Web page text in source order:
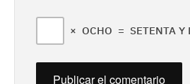
× OCHO = SETENTA Y